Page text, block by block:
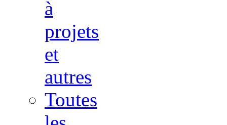
à
projets
et
autres
Toutes